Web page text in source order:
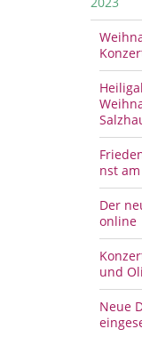
nst
Der
online
und
Neue